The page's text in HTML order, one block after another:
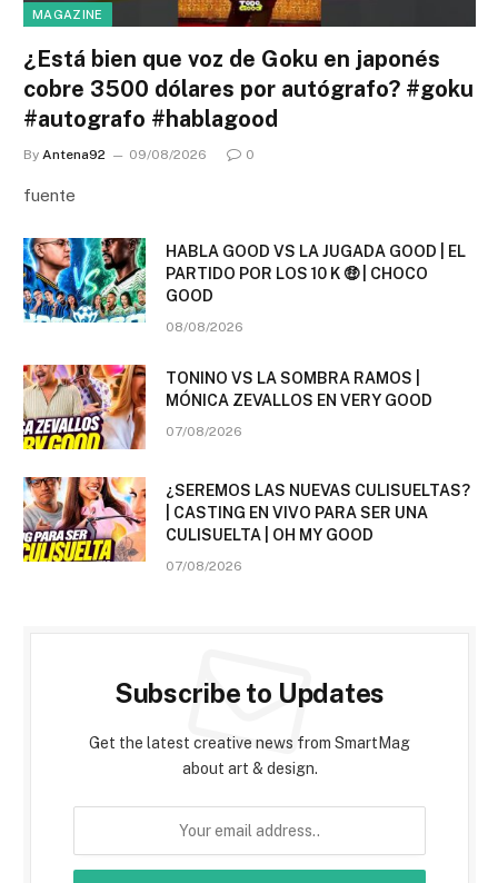
MAGAZINE
¿Está bien que voz de Goku en japonés
cobre 3500 dólares por autógrafo? #goku
#autografo #hablagood
By Antena92 09/08/2026 0
fuente
HABLA GOOD VS LA JUGADA GOOD | EL
PARTIDO POR LOS 10 K 🤑 | CHOCO
GOOD
08/08/2026
TONINO VS LA SOMBRA RAMOS |
MÓNICA ZEVALLOS EN VERY GOOD
07/08/2026
¿SEREMOS LAS NUEVAS CULISUELTAS?
| CASTING EN VIVO PARA SER UNA
CULISUELTA | OH MY GOOD
07/08/2026
Subscribe to Updates
Get the latest creative news from SmartMag
about art & design.